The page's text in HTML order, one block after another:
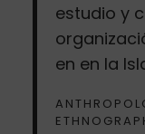
estudio y
en en la